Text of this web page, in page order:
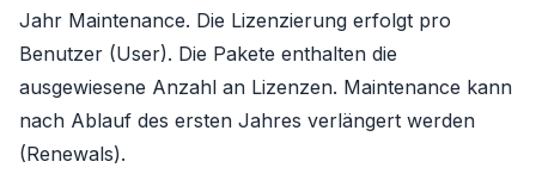
Jahr Maintenance. Die Lizenzierung erfolgt pro
Benutzer (User). Die Pakete enthalten die
ausgewiesene Anzahl an Lizenzen. Maintenance kann
nach Ablauf des ersten Jahres verlängert werden
(Renewals).